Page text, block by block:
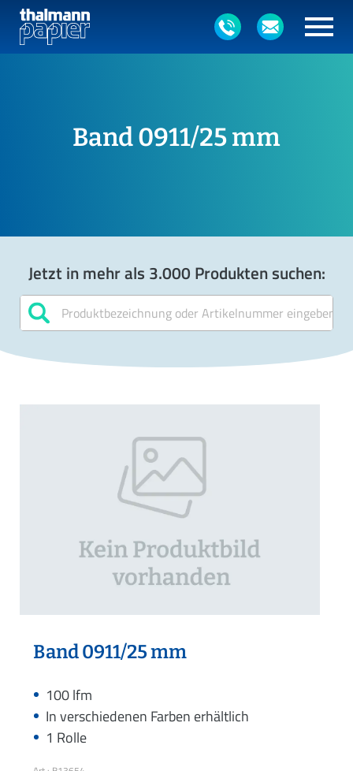
Band 0911/25 mm
Jetzt in mehr als 3.000 Produkten suchen:
Band 0911/25 mm
100 lfm
In verschiedenen Farben erhältlich
1 Rolle